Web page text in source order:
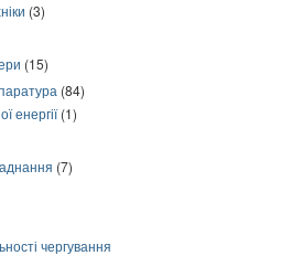
(3)
(15)
(84)
енергії(1)
(7)
чергування